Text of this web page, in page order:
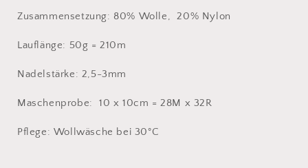
Zusammensetzung: 80% Wolle, 20% Nylon
Lauflänge: 50g = 210m
Nadelstärke: 2,5-3mm
Maschenprobe: 10 x 10cm = 28M x 32R
Pflege: Wollwäsche bei 30°C